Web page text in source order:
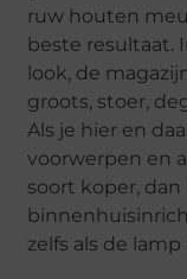
ruw houten
beste resultaat.
look, de
groots, stoer,
Als je hier en
voorwerpen en
soort koper,
zelfs als de